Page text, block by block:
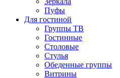
Пуфы
Для гостиной
Группы ТВ
Гостинные
Столовые
Стулья
Обеденные группы
Витрины